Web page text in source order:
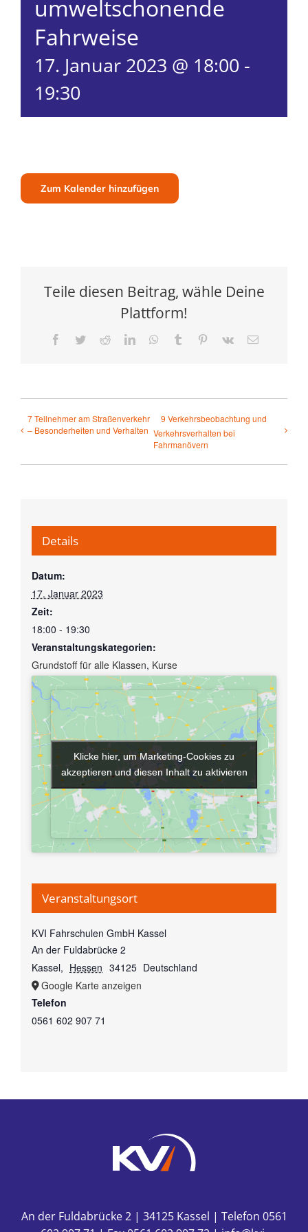
umweltschonende
Fahrweise
17. Januar 2023 @ 18:00 -
19:30
Zum Kalender hinzufügen
Teile diesen Beitrag, wähle Deine
Plattform!
Facebook
TwitterRedditLinkedInWhatsApp
Tumblr Pinterest
Vk
E-
7 Teilnehmer am Straßenverkehr
– Besonderheiten und Verhalten
9 Verkehrsbeobachtung und
Verkehrsverhalten bei
Fahrmanövern
Details
Datum:
17. Januar 2023
Zeit:
18:00 - 19:30
Veranstaltungskategorien:
Grundstoff für alle Klassen, Kurse
Veranstaltungsort
KVI Fahrschulen GmbH Kassel
An der Fuldabrücke 2
Kassel, Hessen 34125 Deutschland
Google Karte anzeigen
Telefon
0561 602 907 71
Klicke hier, um Marketing-Cookies zu
akzeptieren und diesen Inhalt zu aktivieren
Klicke hier, um Marketing-Cookies zu
akzeptieren und diesen Inhalt zu aktivieren
An der Fuldabrücke 2 | 34125 Kassel | Telefon 0561